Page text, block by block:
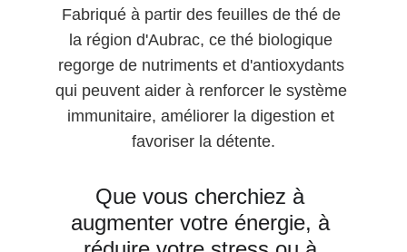
Fabriqué à partir des feuilles de thé de
la région d'Aubrac, ce thé biologique
regorge de nutriments et d'antioxydants
qui peuvent aider à renforcer le système
immunitaire, améliorer la digestion et
favoriser la détente.
Que vous cherchiez à
augmenter votre énergie, à